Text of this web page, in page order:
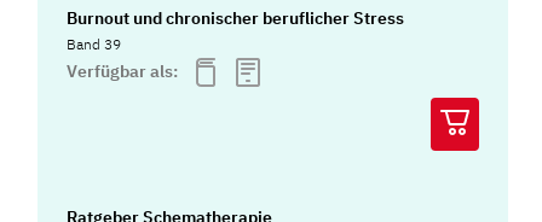
Burnout und chronischer beruflicher Stress
Band 39
Verfügbar als:
Ratgeber Schematherapie